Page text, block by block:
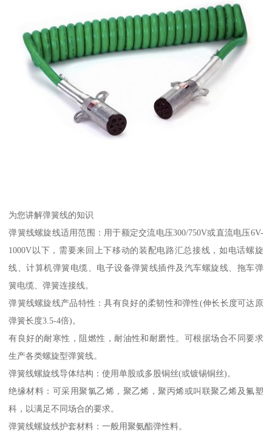
为您讲解弹簧线的知识
弹簧线螺旋线适用范围：用于额定交流电压300/750V或直流电压6V-
1000V以下，需要来回上下移动的装配电路汇总接线，如电话螺旋
线、计算机弹簧电缆、电子设备弹簧线插件及汽车螺旋线、拖车弹
簧电缆、弹簧连接线。
弹簧线螺旋线产品特性：具有良好的柔韧性和弹性(伸长长度可达原
弹簧长度3.5-4倍)。
有良好的耐寒性，阻燃性，耐油性和耐磨性。可根据场合不同要求
生产各类螺旋型弹簧线。
弹簧线螺旋线导体结构：使用单股或多股铜丝(或镀锡铜丝)。
绝缘材料：可采用聚氯乙烯，聚乙烯，聚丙烯或叫联聚乙烯及氟塑
科，以满足不同场合的要求。
弹簧线螺旋线护套材料：一般用聚氨酯弹性料。